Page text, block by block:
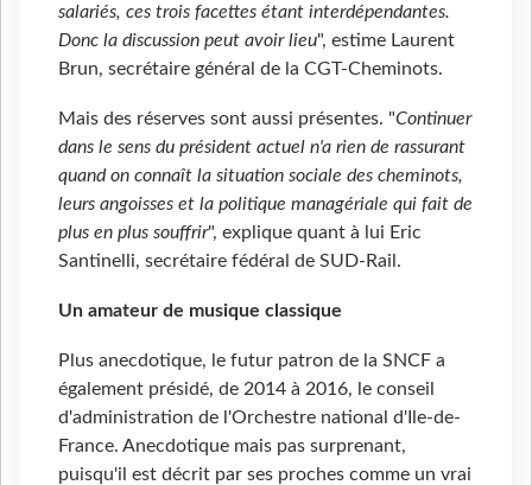
salariés, ces trois facettes étant interdépendantes.
Donc la discussion peut avoir lieu", estime Laurent
Brun, secrétaire général de la CGT-Cheminots.
Mais des réserves sont aussi présentes. "Continuer
dans le sens du président actuel n'a rien de rassurant
quand on connaît la situation sociale des cheminots,
leurs angoisses et la politique managériale qui fait de
plus en plus souffrir", explique quant à lui Eric
Santinelli, secrétaire fédéral de SUD-Rail.
Un amateur de musique classique
Plus anecdotique, le futur patron de la SNCF a
également présidé, de 2014 à 2016, le conseil
d'administration de l'Orchestre national d'Ile-de-
France. Anecdotique mais pas surprenant,
puisqu'il est décrit par ses proches comme un vrai